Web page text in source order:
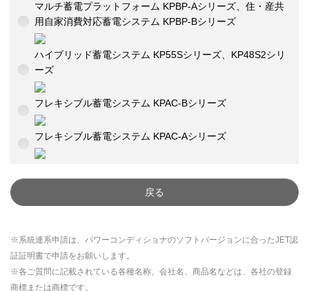
マルチ蓄電プラットフォーム KPBP-Aシリーズ、住・産共
用自家消費対応蓄電システム KPBP-Bシリーズ
ハイブリッド蓄電システム KP55Sシリーズ、KP48S2シリ
ーズ
フレキシブル蓄電システム KPAC-Bシリーズ
フレキシブル蓄電システム KPAC-Aシリーズ
戻る
※系統連系申請は、パワーコンディショナのソフトバージョンに合ったJET認
証証明書で申請をお願いします。
※各ご質問に記載されている各種名称、会社名、商品名などは、各社の登録
商標または商標です。